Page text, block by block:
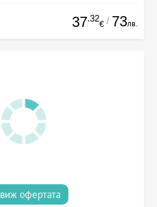
37.32
€ / 73лв.
виж офертата